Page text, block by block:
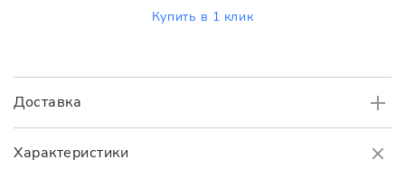
Характеристики
Доставка
Доставка
Купить в 1 клик